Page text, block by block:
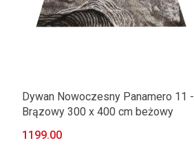
Dywan Nowoczesny Panamero 11 -
Brązowy 300 x 400 cm beżowy
1199.00